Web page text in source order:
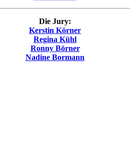
Die Jury:
Kerstin Körner
Regina Kühl
Ronny Börner
Nadine Bormann